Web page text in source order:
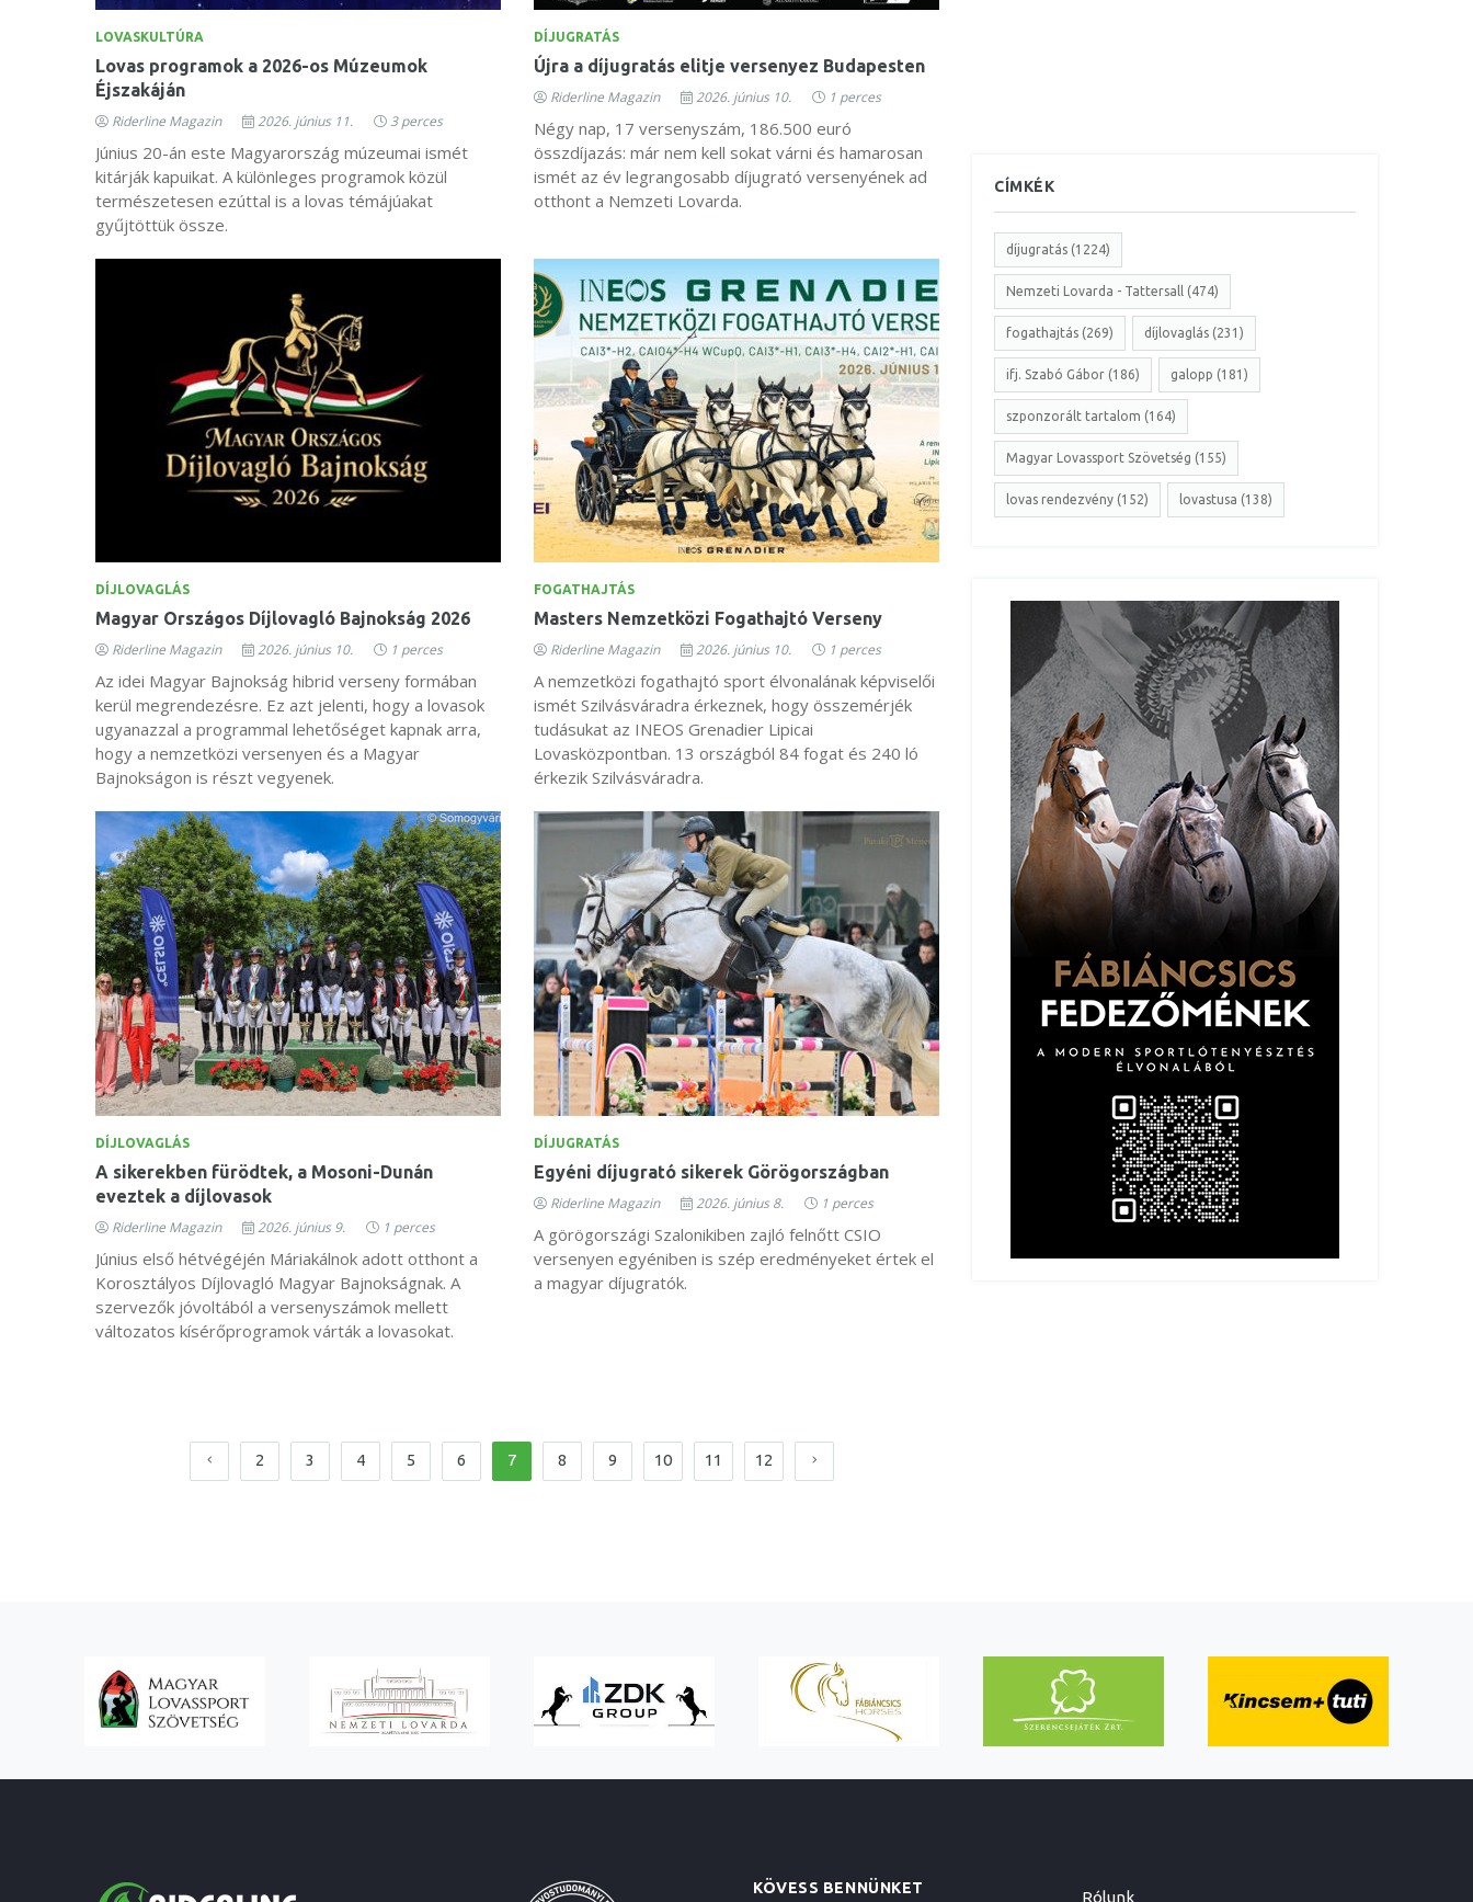
LOVASKULTÚRA
Lovas programok a 2026-os Múzeumok
Éjszakáján
Riderline Magazin 2026. június 11. 3 perces
Június 20-án este Magyarország múzeumai ismét
kitárják kapuikat. A különleges programok közül
természetesen ezúttal is a lovas témájúakat
gyűjtöttük össze.
DÍJUGRATÁS
Újra a díjugratás elitje versenyez Budapesten
Riderline Magazin 2026. június 10. 1 perces
Négy nap, 17 versenyszám, 186.500 euró
összdíjazás: már nem kell sokat várni és hamarosan
ismét az év legrangosabb díjugrató versenyének ad
otthont a Nemzeti Lovarda.
DÍJLOVAGLÁS
Magyar Országos Díjlovagló Bajnokság 2026
Riderline Magazin 2026. június 10. 1 perces
Az idei Magyar Bajnokság hibrid verseny formában
kerül megrendezésre. Ez azt jelenti, hogy a lovasok
ugyanazzal a programmal lehetőséget kapnak arra,
hogy a nemzetközi versenyen és a Magyar
Bajnokságon is részt vegyenek.
FOGATHAJTÁS
Masters Nemzetközi Fogathajtó Verseny
Riderline Magazin 2026. június 10. 1 perces
A nemzetközi fogathajtó sport élvonalának képviselői
ismét Szilvásváradra érkeznek, hogy összemérjék
tudásukat az INEOS Grenadier Lipicai
Lovasközpontban. 13 országból 84 fogat és 240 ló
érkezik Szilvásváradra.
DÍJLOVAGLÁS
A sikerekben fürödtek, a Mosoni-Dunán
eveztek a díjlovasok
Riderline Magazin 2026. június 9. 1 perces
Június első hétvégéjén Máriakálnok adott otthont a
Korosztályos Díjlovagló Magyar Bajnokságnak. A
szervezők jóvoltából a versenyszámok mellett
változatos kísérőprogramok várták a lovasokat.
DÍJUGRATÁS
Egyéni díjugrató sikerek Görögországban
Riderline Magazin 2026. június 8. 1 perces
A görögországi Szalonikiben zajló felnőtt CSIO
versenyen egyéniben is szép eredményeket értek el
a magyar díjugratók.
2 3 4 5 6 7 8 9 10 11 12
CÍMKÉK
díjugratás (1224)
Nemzeti Lovarda - Tattersall (474)
fogathajtás (269) díjlovaglás (231)
ifj. Szabó Gábor (186) galopp (181)
szponzorált tartalom (164)
Magyar Lovassport Szövetség (155)
lovas rendezvény (152) lovastusa (138)
KÖVESS BENNÜNKET Rólunk